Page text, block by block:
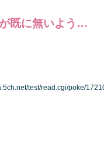
既に無いよう…
test/read.cgi/poke/